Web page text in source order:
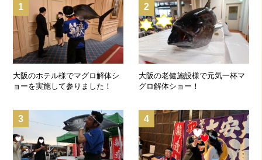
1
大阪のホテル様でマグロ解体シ
ョーを実施して参りました！
2
大阪の老健施設様で元気一杯マ
グロ解体ショー！
3 4